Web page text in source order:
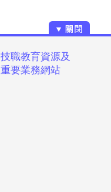
技職教育資源及
重要業務網站